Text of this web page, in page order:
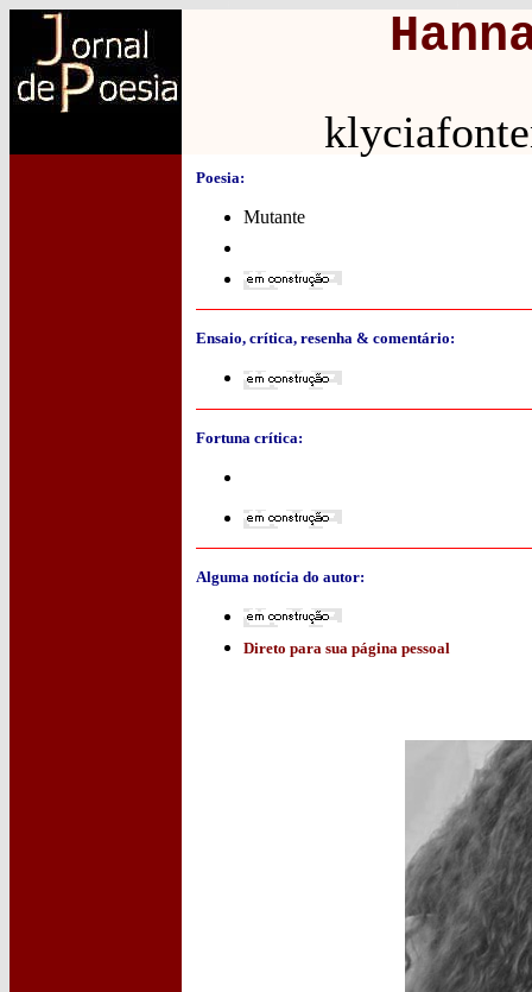
Poesia:
Mutante
Ensaio, crítica, resenha & comentário:
Fortuna crítica:
Alguma notícia do autor:
Direto para sua página pessoal